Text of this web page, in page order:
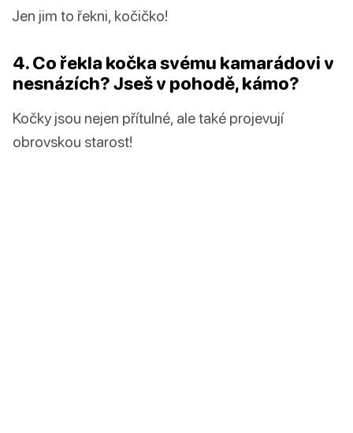
Jen jim to řekni, kočičko!
4. Co řekla kočka svému kamarádovi v
nesnázích? Jseš v pohodě, kámo?
Kočky jsou nejen přítulné, ale také projevují
obrovskou starost!